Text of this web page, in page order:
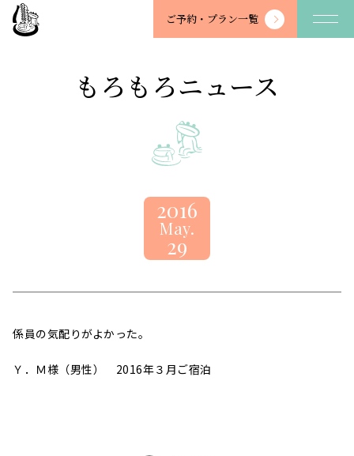
望
川
ご予約・ プラン一覧
もろもろニュース
2016
May.
29
係員の気配りがよかった。
Ｙ．Ｍ様（男性） 2016年３月ご宿泊